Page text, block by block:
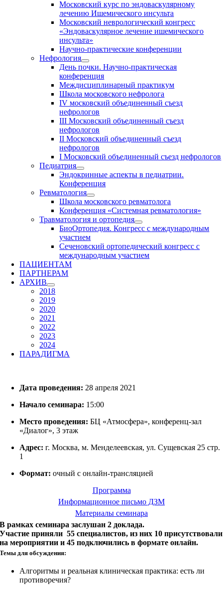
Московский курс по эндоваскулярному
лечению Ишемического инсульта
Московский неврологический конгресс
«Эндоваскулярное лечение ишемического
инсульта»
Научно-практические конференции
Нефрология
День почки. Научно-практическая
конференция
Междисциплинарный практикум
Школа московского нефролога
IV московский объединенный съезд
нефрологов
III Московский объединенный съезд
нефрологов
II Московский объединенный съезд
нефрологов
I Московский объединенный съезд нефрологов
Педиатрия
Эндокринные аспекты в педиатрии.
Конференция
Ревматология
Школа московского ревматолога
Конференция «Системная ревматология»
Травматология и ортопедия
БиоОртопедия. Конгресс с международным
участием
Сеченовский ортопедический конгресс с
международным участием
ПАЦИЕНТАМ
ПАРТНЕРАМ
АРХИВ
2018
2019
2020
2021
2022
2023
2024
ПАРАДИГМА
Дата проведения: 28 апреля 2021
Начало семинара: 15:00
Место проведения: БЦ «Атмосфера», конференц-зал
«Диалог», 3 этаж
Адрес: г. Москва, м. Менделеевская, ул. Сущевская 25 стр.
1
Формат:очный с онлайн-трансляцией
Программа
Информационное письмо ДЗМ
Материалы семинара
В рамках семинара заслушан 2 доклада.
Участие приняли 55 специалистов, из них 10 присутствовали
на мероприятии и 45 подключились в формате онлайн.
Темы для обсуждения:
Алгоритмы и реальная клиническая практика: есть ли
противоречия?